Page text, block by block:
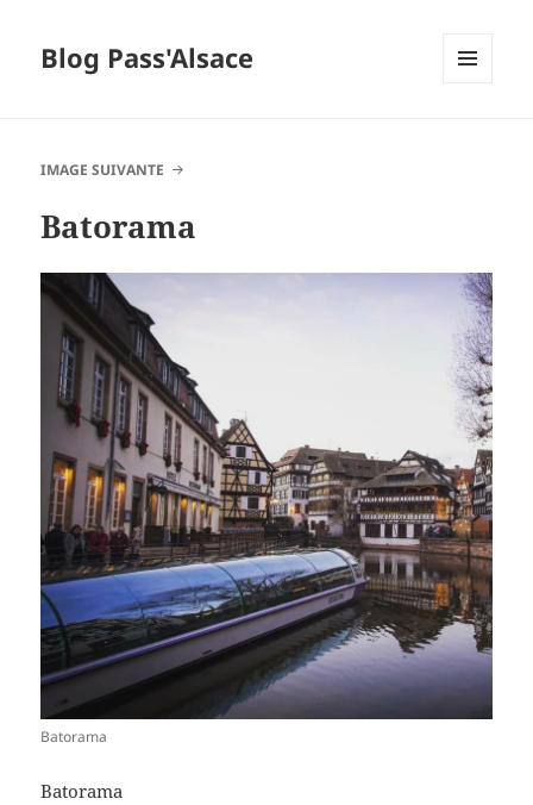
Blog Pass'Alsace
IMAGE SUIVANTE
Batorama
Batorama
Batorama